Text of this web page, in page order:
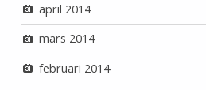
april 2014
mars 2014
februari 2014